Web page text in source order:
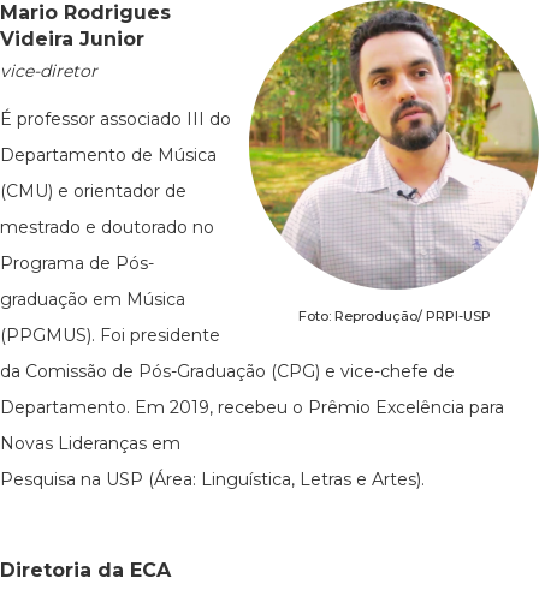
Foto: Reprodução/ PRPI-USP
Mario Rodrigues
Videira Junior
vice-diretor
É professor associado III do
Departamento de Música
(CMU) e orientador de
mestrado e doutorado no
Programa de Pós-
graduação em Música
(PPGMUS). Foi presidente
da Comissão de Pós-Graduação (CPG) e vice-chefe de
Departamento. Em 2019, recebeu o Prêmio Excelência para
Novas Lideranças em
Pesquisa na USP (Área: Linguística, Letras e Artes).
Diretoria da ECA